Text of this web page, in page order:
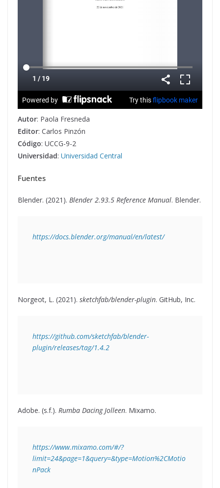
Autor: Paola Fresneda
Editor: Carlos Pinzón
Código: UCCG-9-2
Universidad: Universidad Central
Fuentes
Blender. (2021). Blender 2.93.5 Reference Manual. Blender.
https://docs.blender.org/manual/en/latest/
Norgeot, L. (2021). sketchfab/blender-plugin. GitHub, Inc.
https://github.com/sketchfab/blender-
plugin/releases/tag/1.4.2
Adobe. (s.f.). Rumba Dacing Jolleen. Mixamo.
https://www.mixamo.com/#/?
limit=24&page=1&query=&type=Motion%2CMotio
nPack